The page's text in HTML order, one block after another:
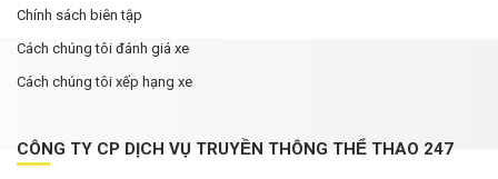
Chính sách biên tập
Cách chúng tôi đánh giá xe
Cách chúng tôi xếp hạng xe
CÔNG TY CP DỊCH VỤ TRUYỀN THÔNG THỂ THAO 247